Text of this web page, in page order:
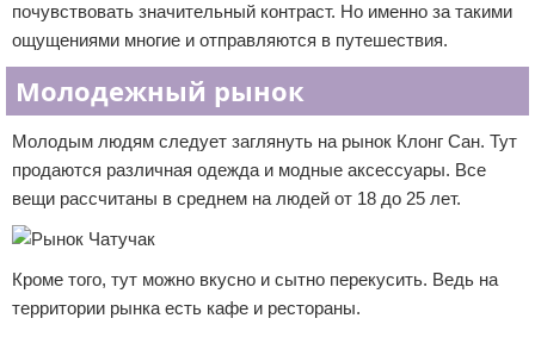
почувствовать значительный контраст. Но именно за такими
ощущениями многие и отправляются в путешествия.
Молодежный рынок
Молодым людям следует заглянуть на рынок Клонг Сан. Тут
продаются различная одежда и модные аксессуары. Все
вещи рассчитаны в среднем на людей от 18 до 25 лет.
Кроме того, тут можно вкусно и сытно перекусить. Ведь на
территории рынка есть кафе и рестораны.